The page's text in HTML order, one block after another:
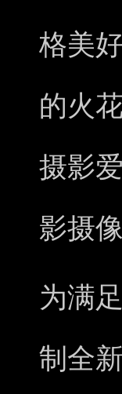
格美
的火
摄影
影摄
为满
制全